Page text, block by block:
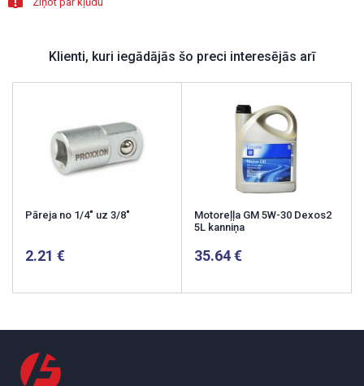
Klienti, kuri iegādājās šo preci interesējās arī
Pāreja no 1/4" uz 3/8"
2.21
Motoreļļa GM 5W-30 Dexos2
5L kanniņa
35.64